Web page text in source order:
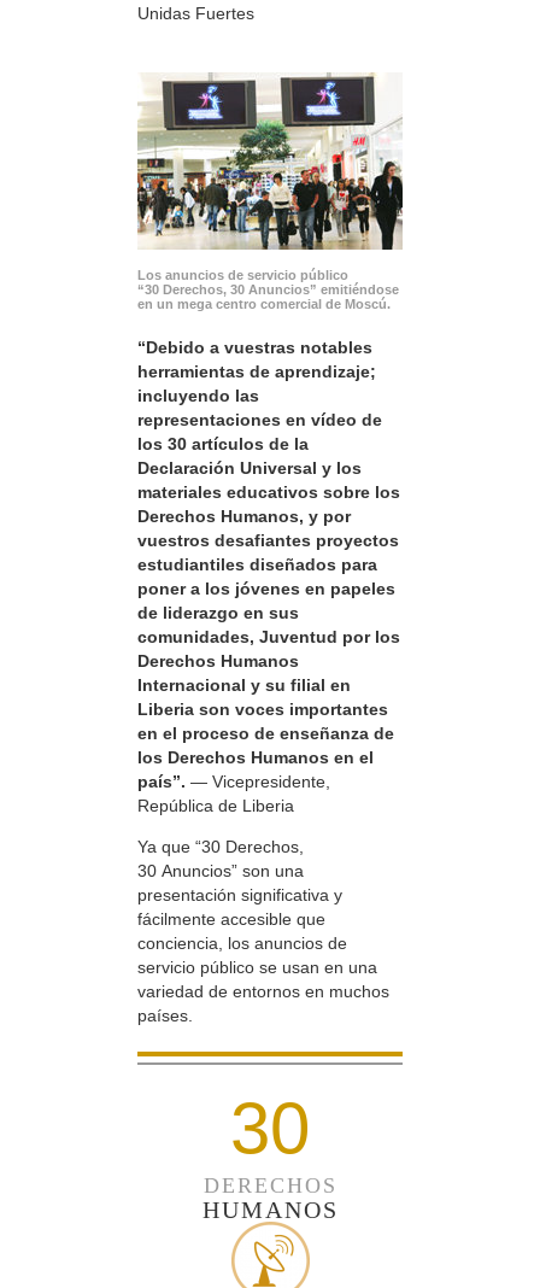
Unidas Fuertes
Los anuncios de servicio público
“30 Derechos, 30 Anuncios” emitiéndose
en un mega centro comercial de Moscú.
“Debido a vuestras notables
herramientas de aprendizaje;
incluyendo las
representaciones en vídeo de
los 30 artículos de la
Declaración Universal y los
materiales educativos sobre los
Derechos Humanos, y por
vuestros desafiantes proyectos
estudiantiles diseñados para
poner a los jóvenes en papeles
de liderazgo en sus
comunidades, Juventud por los
Derechos Humanos
Internacional y su filial en
Liberia son voces importantes
en el proceso de enseñanza de
los Derechos Humanos en el
país”. — Vicepresidente,
República de Liberia
Ya que “30 Derechos,
30 Anuncios” son una
presentación significativa y
fácilmente accesible que
conciencia, los anuncios de
servicio público se usan en una
variedad de entornos en muchos
países.
30
DERECHOS
HUMANOS